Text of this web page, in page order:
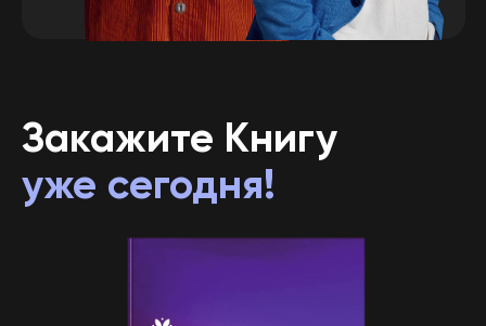
Денежный код
Заказать